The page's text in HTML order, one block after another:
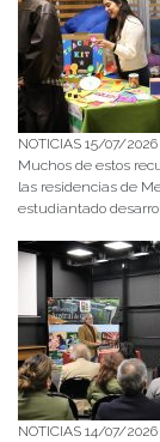
NOTICIAS 15/07/2026
Muchos de estos
las residencias de
estudiantado
NOTICIAS 14/07/2026